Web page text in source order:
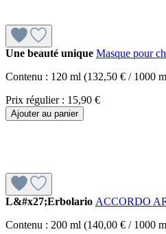
Une beauté unique Masque pour
Contenu : 120 ml (132,50 € / 1000
Prix régulier : 15,90 €
Ajouter au panier
L&#x27;Erbolario ACCORDO
Contenu : 200 ml (140,00 € / 1000